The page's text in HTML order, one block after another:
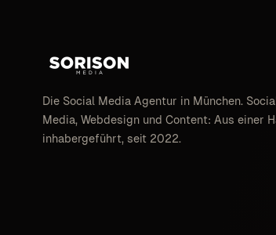
Die Social Media Agentur in München.
Media, Webdesign und Content: Aus einer
inhabergeführt, seit 2022.